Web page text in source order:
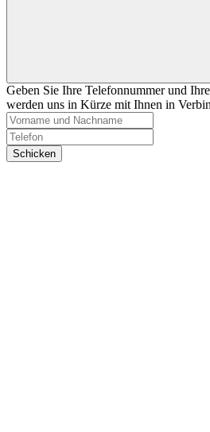
Geben Sie Ihre Telefonnummer und
werden uns in Kürze mit Ihnen in
Schicken